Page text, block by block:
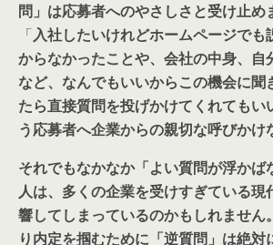
問」は応募者へのやさしさと受け止め
「入社したいけれどホームページでも
からなかったことや、会社の中身、自
など、なんでもいいからこの機会に聞
たら直接質問を投げかけてくれてもい
う応募者へ企業からの親切な呼びかけ
それでもなかなか「よい質問が浮かば
人は、多くの企業を受けすぎている現
響してしまっているのかもしれません
り内定を掴むために「逆質問」は絶対